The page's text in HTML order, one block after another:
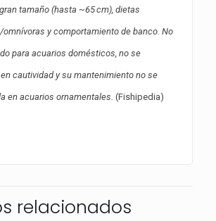
tamaño (hasta ~65 cm), dietas
omnívoras y comportamiento de banco. No
para acuarios domésticos, no se
cautividad y su mantenimiento no se
en acuarios ornamentales. (Fishipedia)
relacionados